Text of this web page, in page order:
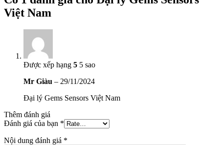
Việt Nam
Được xếp hạng 5 5 sao
Mr Giàu – 29/11/2024
Đại lý Gems Sensors Việt Nam
Thêm đánh giá
Đánh giá của bạn *
Nội dung đánh giá *